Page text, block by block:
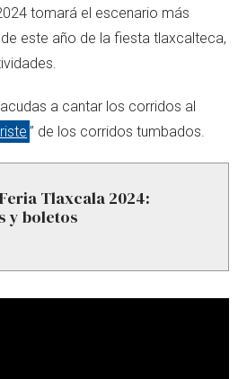
tomará el escenario más
este año de la fiesta tlaxcalteca,
a cantar los corridos al
” de los corridos tumbados.
Tlaxcala 2024:
y boletos